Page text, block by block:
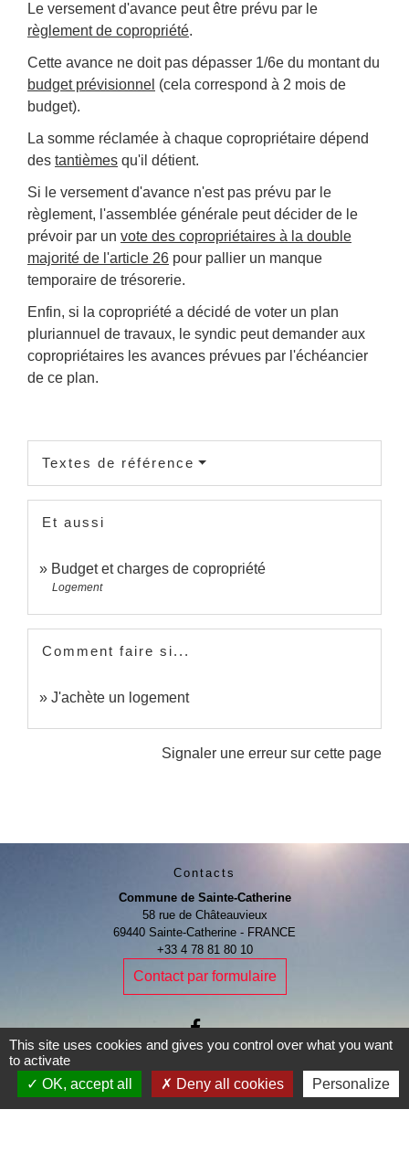
Le versement d'avance peut être prévu par le
règlement de copropriété.
Cette avance ne doit pas dépasser 1/6e du montant du
budget prévisionnel (cela correspond à 2 mois de
budget).
La somme réclamée à chaque copropriétaire dépend
des tantièmes qu'il détient.
Si le versement d'avance n'est pas prévu par le
règlement, l'assemblée générale peut décider de le
prévoir par un vote des copropriétaires à la double
majorité de l'article 26 pour pallier un manque
temporaire de trésorerie.
Enfin, si la copropriété a décidé de voter un plan
pluriannuel de travaux, le syndic peut demander aux
copropriétaires les avances prévues par l'échéancier
de ce plan.
Textes de référence
Et aussi
Budget et charges de copropriété
Logement
Comment faire si...
J'achète un logement
Signaler une erreur sur cette page
Contacts
Commune de Sainte-Catherine
58 rue de Châteauvieux
69440 Sainte-Catherine - FRANCE
+33 4 78 81 80 10
Contact par formulaire
Je Contribue
This site uses cookies and gives you control over what you want
to activate
OK, accept all
Deny all cookies Personalize